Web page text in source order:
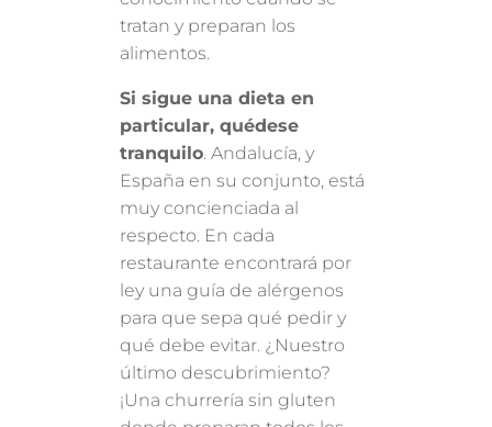
tratan y preparan los
alimentos.
Si sigue una dieta en
particular, quédese
tranquilo. Andalucía, y
España en su conjunto, está
muy concienciada al
respecto. En cada
restaurante encontrará por
ley una guía de alérgenos
para que sepa qué pedir y
qué debe evitar. ¿Nuestro
último descubrimiento?
¡Una churrería sin gluten